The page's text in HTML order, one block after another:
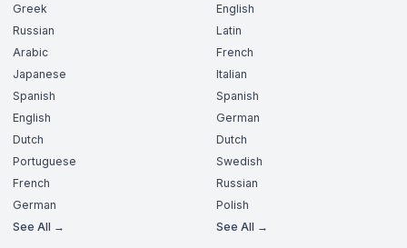
Greek
Russian
Arabic
Japanese
Spanish
English
Dutch
Portuguese
French
German
See All →
English
Latin
French
Italian
Spanish
German
Dutch
Swedish
Russian
Polish
See All →